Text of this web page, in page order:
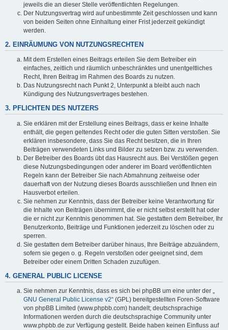
jeweils die an dieser Stelle veröffentlichten Regelungen.
Der Nutzungsvertrag wird auf unbestimmte Zeit geschlossen und kann
von beiden Seiten ohne Einhaltung einer Frist jederzeit gekündigt
werden.
2. EINRÄUMUNG VON NUTZUNGSRECHTEN
Mit dem Erstellen eines Beitrags erteilen Sie dem Betreiber ein
einfaches, zeitlich und räumlich unbeschränktes und unentgeltliches
Recht, Ihren Beitrag im Rahmen des Boards zu nutzen.
Das Nutzungsrecht nach Punkt 2, Unterpunkt a bleibt auch nach
Kündigung des Nutzungsvertrages bestehen.
3. PFLICHTEN DES NUTZERS
Sie erklären mit der Erstellung eines Beitrags, dass er keine Inhalte
enthält, die gegen geltendes Recht oder die guten Sitten verstoßen. Sie
erklären insbesondere, dass Sie das Recht besitzen, die in Ihren
Beiträgen verwendeten Links und Bilder zu setzen bzw. zu verwenden.
Der Betreiber des Boards übt das Hausrecht aus. Bei Verstößen gegen
diese Nutzungsbedingungen oder anderer im Board veröffentlichten
Regeln kann der Betreiber Sie nach Abmahnung zeitweise oder
dauerhaft von der Nutzung dieses Boards ausschließen und Ihnen ein
Hausverbot erteilen.
Sie nehmen zur Kenntnis, dass der Betreiber keine Verantwortung für
die Inhalte von Beiträgen übernimmt, die er nicht selbst erstellt hat oder
die er nicht zur Kenntnis genommen hat. Sie gestatten dem Betreiber, Ihr
Benutzerkonto, Beiträge und Funktionen jederzeit zu löschen oder zu
sperren.
Sie gestatten dem Betreiber darüber hinaus, Ihre Beiträge abzuändern,
sofern sie gegen o. g. Regeln verstoßen oder geeignet sind, dem
Betreiber oder einem Dritten Schaden zuzufügen.
4. GENERAL PUBLIC LICENSE
Sie nehmen zur Kenntnis, dass es sich bei phpBB um eine unter der „
GNU General Public License v2“ (GPL) bereitgestellten Foren-Software
von phpBB Limited (www.phpbb.com) handelt; deutschsprachige
Informationen werden durch die deutschsprachige Community unter
www.phpbb.de zur Verfügung gestellt. Beide haben keinen Einfluss auf